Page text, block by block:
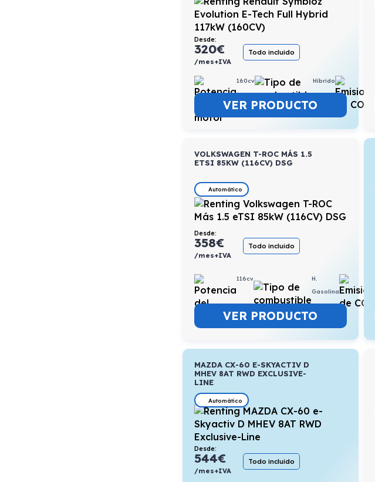
Desde:
320€
/mes+IVA
Todo incluido
160cv Híbrido
VER PRODUCTO
VOLKSWAGEN T-ROC MÁS 1.5
ETSI 85KW (116CV) DSG
Automático
Desde:
358€
/mes+IVA
Todo incluido
116cv
H.
Gasolina
VER PRODUCTO
MAZDA CX-60 E-SKYACTIV D
MHEV 8AT RWD EXCLUSIVE-
LINE
Automático
Desde:
544€
/mes+IVA
Todo incluido